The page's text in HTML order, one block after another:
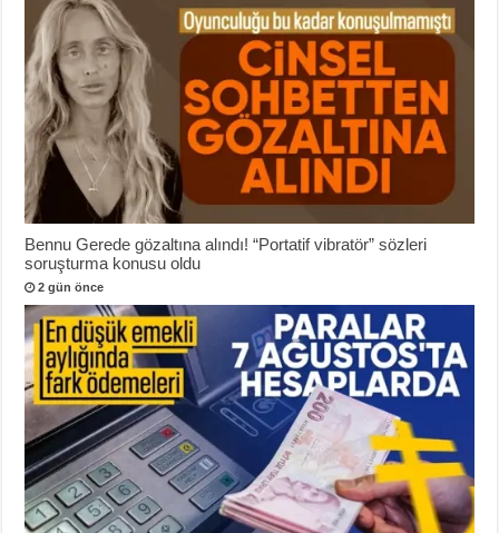
Bennu Gerede gözaltına alındı! “Portatif vibratör” sözleri
soruşturma konusu oldu
2 gün önce